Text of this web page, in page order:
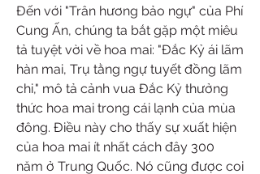
Đến với "Trân hương bảo ngự" của Phí
Cung Ấn, chúng ta bắt gặp một miêu
tả tuyệt vời về hoa mai: "Đắc Kỷ ái lãm
hàn mai, Trụ tằng ngự tuyết đồng lãm
chi," mô tả cảnh vua Đắc Kỷ thưởng
thức hoa mai trong cái lạnh của mùa
đông. Điều này cho thấy sự xuất hiện
của hoa mai ít nhất cách đây 300
năm ở Trung Quốc. Nó cũng được coi